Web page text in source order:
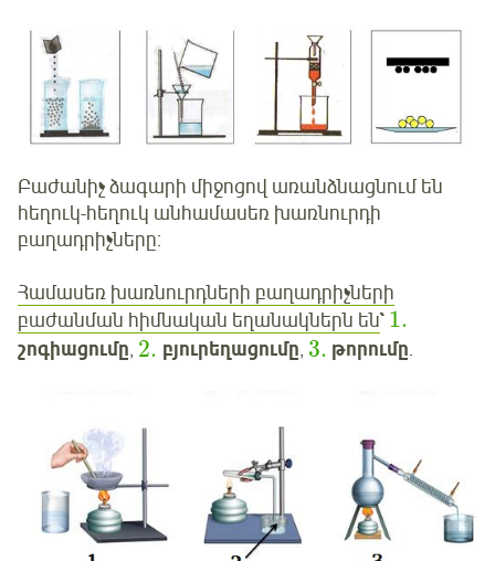
Բաժանիչ ձագարի միջոցով առանձնացնում են
հեղուկ-հեղուկ անհամասեռ խառնուրդի
բաղադրիչները:
Համասեռ խառնուրդների բաղադրիչների
բաժանման հիմնական եղանակներն են` 1.
շոգիացումը, 2. բյուրեղացումը, 3. թորումը.